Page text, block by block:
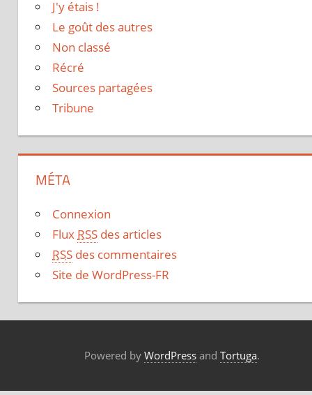
J'y étais !
Le goût des autres
Non classé
Récré
Sources partagées
Tribune
MÉTA
Connexion
Flux RSS des articles
RSS des commentaires
Site de WordPress-FR
Powered by WordPressand Tortuga.